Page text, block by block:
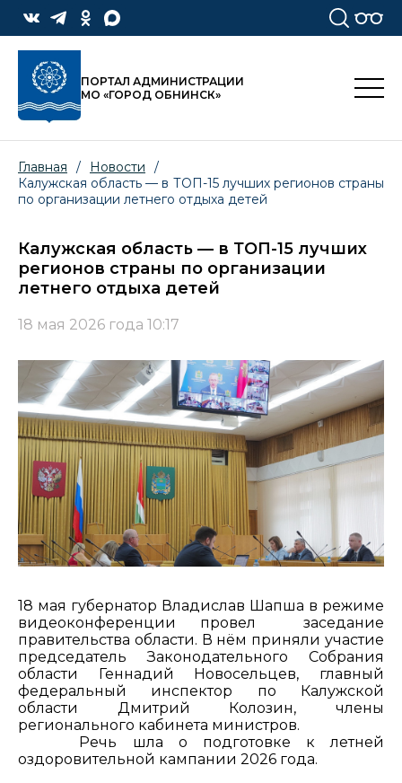
ПОРТАЛ АДМИНИСТРАЦИИ
МО «ГОРОД ОБНИНСК»
Главная / Новости
/
Калужская область — в ТОП-15 лучших регионов страны
по организации летнего отдыха детей
Калужская область — в ТОП-15 лучших
регионов страны по организации
летнего отдыха детей
18 мая 2026 года 10:17
18 мая губернатор Владислав Шапша в режиме
видеоконференции провел заседание
правительства области. В нём приняли участие
председатель Законодательного Собрания
области Геннадий Новосельцев, главный
федеральный инспектор по Калужской
области Дмитрий Колозин, члены
регионального кабинета министров.
Речь шла о подготовке к летней
оздоровительной кампании 2026 года.